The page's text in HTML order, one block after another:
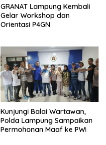
GRANAT Lampung Kembali
Gelar Workshop dan
Orientasi P4GN
Kunjungi Balai Wartawan,
Polda Lampung Sampaikan
Permohonan Maaf ke PWI